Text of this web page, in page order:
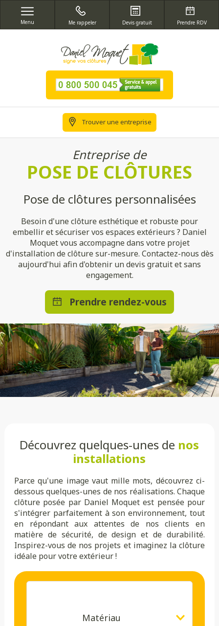
Menu Me rappeler Devis gratuit Prendre RDV
Trouver une entreprise
Entreprise de
POSE DE CLÔTURES
Pose de clôtures personnalisées
Besoin d'une clôture esthétique et robuste pour
embellir et sécuriser vos espaces extérieurs ? Daniel
Moquet vous accompagne dans votre projet
d'installation de clôture sur-mesure. Contactez-nous dès
aujourd'hui afin d'obtenir un devis gratuit et sans
engagement.
Prendre rendez-vous
Découvrez quelques-unes de nos
installations
Parce qu'une image vaut mille mots, découvrez ci-
dessous quelques-unes de nos réalisations. Chaque
clôture posée par Daniel Moquet est pensée pour
s'intégrer parfaitement à son environnement, tout
en répondant aux attentes de nos clients en
matière de sécurité, de design et de durabilité.
Inspirez-vous de nos projets et imaginez la clôture
idéale pour votre extérieur !
Matériau